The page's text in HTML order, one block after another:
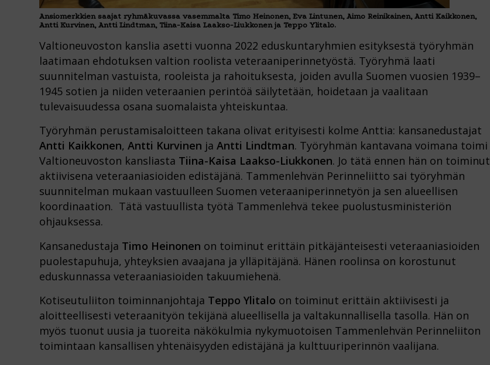
Ansiomerkkien saajat ryhmäkuvassa vasemmalta Timo Heinonen, Eva Lintunen, Aimo Reinikainen, Antti Kaikkonen,
Antti Kurvinen, Antti Lindtman, Tiina-Kaisa Laakso-Liukkonen ja Teppo Ylitalo.
Valtioneuvoston kanslia asetti vuonna 2022 eduskuntaryhmien esityksestä työryhmän
laatimaan ehdotuksen valtion roolista veteraaniperinnetyöstä. Työryhmä laati
suunnitelman vastuista, rooleista ja rahoituksesta, joiden avulla Suomen vuosien 1939–
1945 sotien ja niiden veteraanien perintöä säilytetään, hoidetaan ja vaalitaan
tulevaisuudessa osana suomalaista yhteiskuntaa.
Työryhmän perustamisaloitteen takana olivat erityisesti kolme Anttia: kansanedustajat
Antti Kaikkonen, Antti Kurvinen ja Antti Lindtman. Työryhmän kantavana voimana toimi
Valtioneuvoston kansliasta Tiina-Kaisa Laakso-Liukkonen. Jo tätä ennen hän on toiminut
aktiivisena veteraaniasioiden edistäjänä. Tammenlehvän Perinneliitto sai työryhmän
suunnitelman mukaan vastuulleen Suomen veteraaniperinnetyön ja sen alueellisen
koordinaation. Tätä vastuullista työtä Tammenlehvä tekee puolustusministeriön
ohjauksessa.
Kansanedustaja Timo Heinonen on toiminut erittäin pitkäjänteisesti veteraaniasioiden
puolestapuhuja, yhteyksien avaajana ja ylläpitäjänä. Hänen roolinsa on korostunut
eduskunnassa veteraaniasioiden takuumiehenä.
Kotiseutuliiton toiminnanjohtaja Teppo Ylitalo on toiminut erittäin aktiivisesti ja
aloitteellisesti veteraanityön tekijänä alueellisella ja valtakunnallisella tasolla. Hän on
myös tuonut uusia ja tuoreita näkökulmia nykymuotoisen Tammenlehvän Perinneliiton
toimintaan kansallisen yhtenäisyyden edistäjänä ja kulttuuriperinnön vaalijana.